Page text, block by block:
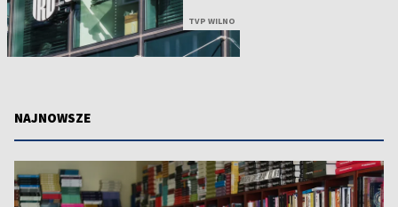
TVP WILNO
NAJNOWSZE